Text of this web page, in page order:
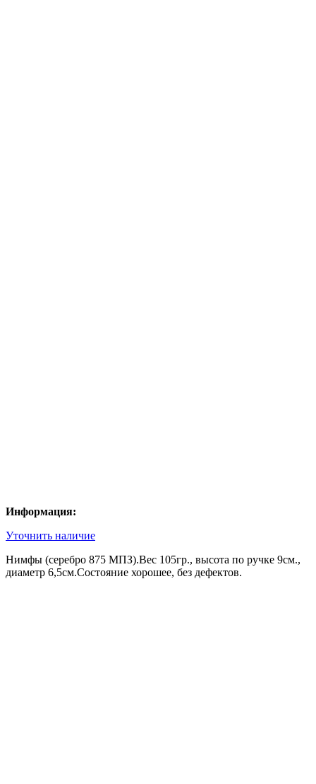
Информация:
Уточнить наличие
Нимфы (серебро 875 МПЗ).Вес 105гр., высота по ручке 9см.,
диаметр 6,5см.Состояние хорошее, без дефектов.